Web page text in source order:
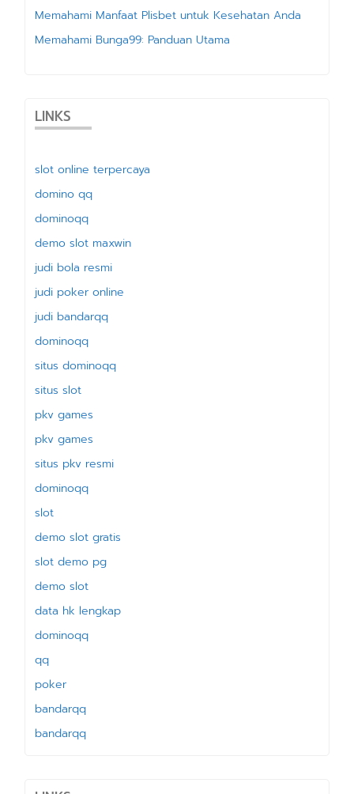
Memahami Manfaat Plisbet untuk Kesehatan Anda
Memahami Bunga99: Panduan Utama
LINKS
slot online terpercaya
domino qq
dominoqq
demo slot maxwin
judi bola resmi
judi poker online
judi bandarqq
dominoqq
situs dominoqq
situs slot
pkv games
pkv games
situs pkv resmi
dominoqq
slot
demo slot gratis
slot demo pg
demo slot
data hk lengkap
dominoqq
qq
poker
bandarqq
bandarqq